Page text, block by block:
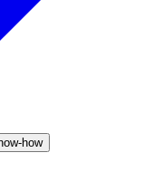
how